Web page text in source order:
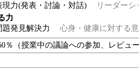
現力(発表・討論・対話)
リーダーシ
力
題発見解決力
心身・健康に対する
％（授業中の議論への参加、レビュ